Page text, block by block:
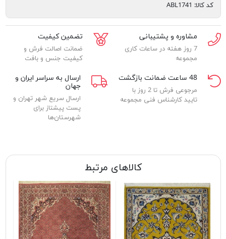
کد کالا: ABL1741
مشاوره و پشتیبانی
7 روز هفته در ساعات کاری
مجموعه
تضمین کیفیت
ضمانت اصالت فرش و
کیفیت جنس و بافت
48 ساعت ضمانت بازگشت
مرجوعی فرش تا 2 روز با
تایید کارشناس فنی مجموعه
ارسال به سراسر ایران و
جهان
ارسال سریع شهر تهران و
پست پیشتاز برای
شهرستان‌ها
کالاهای مرتبط